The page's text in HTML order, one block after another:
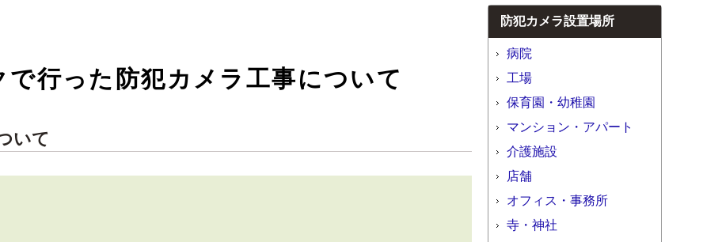
行った防犯カメラ工事について
いて
防犯カメラ設置場所
病院
工場
保育園・幼稚園
マンション・アパート
介護施設
店舗
オフィス・事務所
寺・神社